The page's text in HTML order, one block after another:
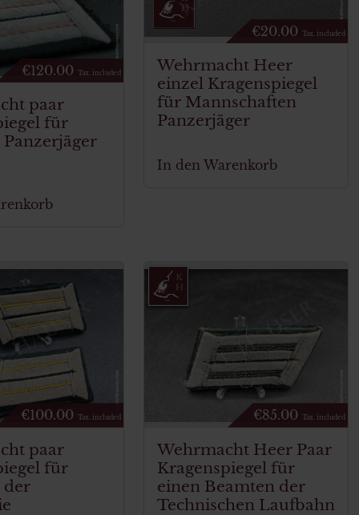
€120.00 Tax. included
paar
für
€20.00 Tax. included
Wehrmacht Heer
einzel Kragenspiegel
für Mannschaften
Panzerjäger
In den Warenkorb
€100.00 Tax. included
paar
für
der
€85.00 Tax. included
Wehrmacht Heer Paar
Kragenspiegel für
einen Beamten der
Technischen Laufbahn